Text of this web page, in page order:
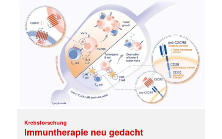
Krebsforschung
Immuntherapie neu gedacht